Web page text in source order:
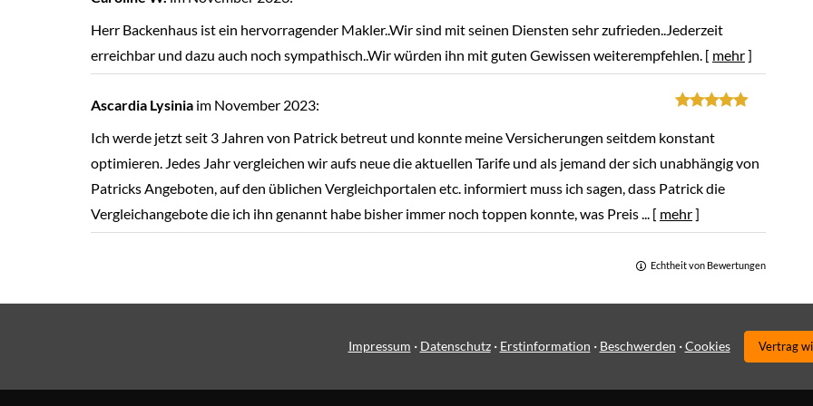
Herr Backenhaus ist ein hervorragender Makler..Wir sind mit seinen Diensten sehr zufrieden..Jederzeit
erreichbar und dazu auch noch sympathisch..Wir würden ihn mit guten Gewissen weiterempfehlen. [ mehr]
Ascardia Lysinia im November 2023:
Ich werde jetzt seit 3 Jahren von Patrick betreut und konnte meine Versicherungen seitdem konstant
optimieren. Jedes Jahr ver­gleichen wir aufs neue die aktuellen Tarife und als jemand der sich unabhängig von
Patricks Angeboten, auf den üblichen Vergleichportalen etc. informiert muss ich sagen, dass Patrick die
Vergleichangebote die ich ihn genannt habe bisher immer noch toppen konnte, was Preis ... [ mehr]
Echtheit von Bewertungen
Impressum · Datenschutz· Erstinformation · Beschwerden ·Cookies Vertrag